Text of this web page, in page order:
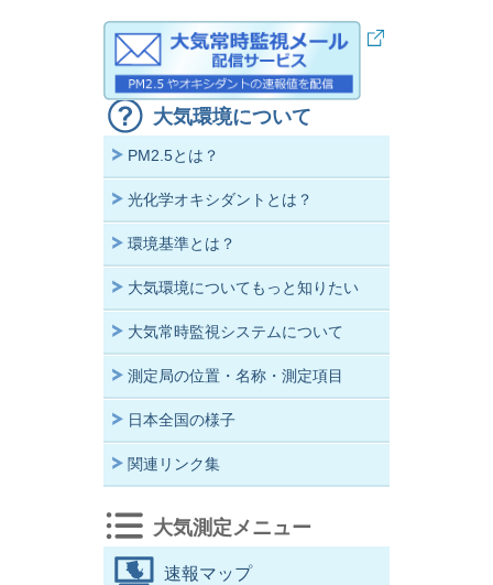
大気環境について
PM2.5とは？
光化学オキシダントとは？
環境基準とは？
大気環境についてもっと知りたい
大気常時監視システムについて
測定局の位置・名称・測定項目
日本全国の様子
関連リンク集
大気測定メニュー
速報マップ